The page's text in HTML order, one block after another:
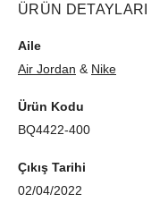
ÜRÜN DETAYLARI
Aile
Air Jordan & Nike
Ürün Kodu
BQ4422-400
Çıkış Tarihi
02/04/2022